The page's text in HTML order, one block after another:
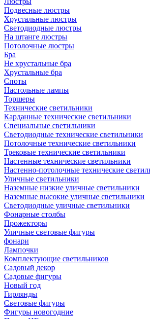
Подвесные люстры
Хрустальные люстры
Светодиодные люстры
На штанге люстры
Потолочные люстры
Бра
Не хрустальные бра
Хрустальные бра
Споты
Настольные лампы
Торшеры
Технические светильники
Карданные технические светильники
Специальные светильники
Светодиодные технические светильники
Потолочные технические светильники
Трековые технические светильники
Настенные технические светильники
Настенно-потолочные технические
Уличные светильники
Наземные низкие уличные светильники
Наземные высокие уличные светильники
Светодиодные уличные светильники
Фонарные столбы
Прожекторы
Уличные световые фигуры
фонари
Лампочки
Комплектующие светильников
Садовый декор
Садовые фигуры
Новый год
Гирлянды
Световые фигуры
Фигуры новогодние